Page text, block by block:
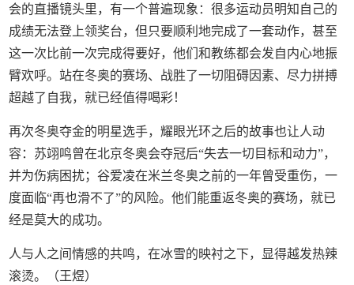
会的直播镜头里，有一个普遍现象：很多运动员明知自己的
成绩无法登上领奖台，但只要顺利地完成了一套动作，甚至
这一次比前一次完成得要好，他们和教练都会发自内心地振
臂欢呼。站在冬奥的赛场、战胜了一切阻碍因素、尽力拼搏
超越了自我，就已经值得喝彩！
再次冬奥夺金的明星选手，耀眼光环之后的故事也让人动
容：苏翊鸣曾在北京冬奥会夺冠后“失去一切目标和动力”，
并为伤病困扰；谷爱凌在米兰冬奥之前的一年曾受重伤，一
度面临“再也滑不了”的风险。他们能重返冬奥的赛场，就已
经是莫大的成功。
人与人之间情感的共鸣，在冰雪的映衬之下，显得越发热辣
滚烫。（王煜）